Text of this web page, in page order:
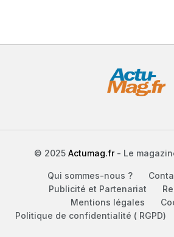
© 2025 Actumag.fr- Le
Qui sommes-nous ?
Publicité et Partenariat
Mentions légales
Politique de confidentialité ( RGPD)